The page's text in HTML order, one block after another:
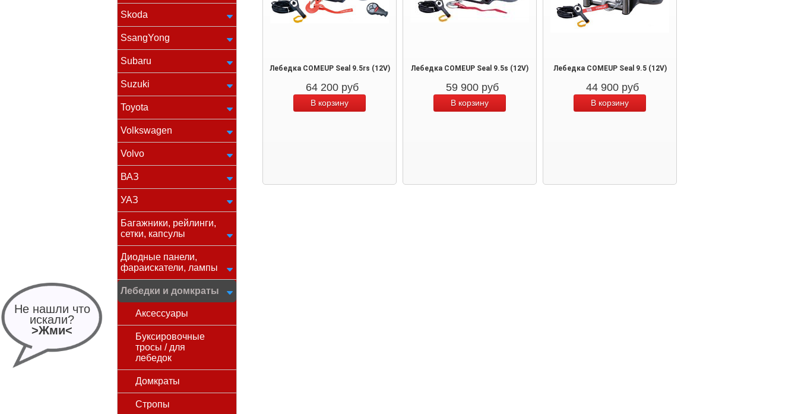
Не нашли что
искали?
>Жми<
Skoda
SsangYong
Subaru
Suzuki
Toyota
Volkswagen
Volvo
ВАЗ
УАЗ
Багажники, рейлинги,
сетки, капсулы
Диодные панели,
фараискатели, лампы
Лебедки и домкраты
Аксессуары
Буксировочные
тросы / для
лебедок
Домкраты
Стропы
Лебедка COMEUP Seal 9.5rs (12V)
64 200 руб
Лебедка COMEUP Seal 9.5s (12V)
59 900 руб
Лебедка COMEUP Seal 9.5 (12V)
44 900 руб